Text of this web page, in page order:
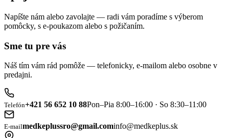
Napíšte nám alebo zavolajte — radi vám poradíme s výberom
pomôcky, s e-poukazom alebo s požičaním.
Sme tu pre vás
Náš tím vám rád pomôže — telefonicky, e-mailom alebo osobne v
predajni.
Telefón+421 56 652 10 88Pon–Pia 8:00–16:00 · So 8:30–11:00
E-mailmedkeplussro@gmail.cominfo@medkeplus.sk